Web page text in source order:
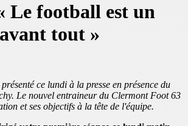
Le football est un
tout »
ce lundi à la presse en présence du
Le nouvel entraineur du Clermont Foot 63
et ses objectifs à la tête de l'équipe.